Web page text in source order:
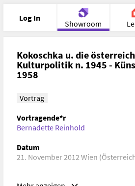
Log In
Showroom
Portfolio Image
Kokoschka u. die
Kulturpolitik n. 1945 -
1958
Vortrag
Vortragende*r
Bernadette Reinhold
Datum
21. November 2012 Wien